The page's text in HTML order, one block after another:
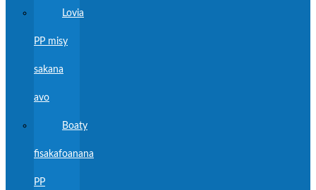
Lovia
PP misy
sakana
avo
Boaty
fisakafoanana
PP